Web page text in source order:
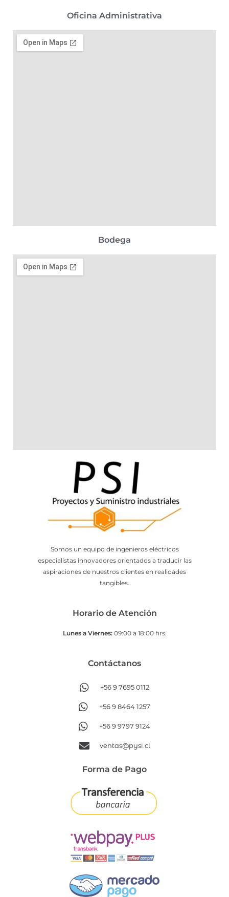
Oficina Administrativa
Bodega
Somos un equipo de ingenieros eléctricos
especialistas innovadores orientados a traducir las
aspiraciones de nuestros clientes en realidades
tangibles.
Horario de Atención
Lunes a Viernes:09:00 a 18:00 hrs.
Contáctanos​
+56 9 7695 0112
+56 9 8464 1257
+56 9 9797 9124
ventas@pysi.cl
Forma de Pago